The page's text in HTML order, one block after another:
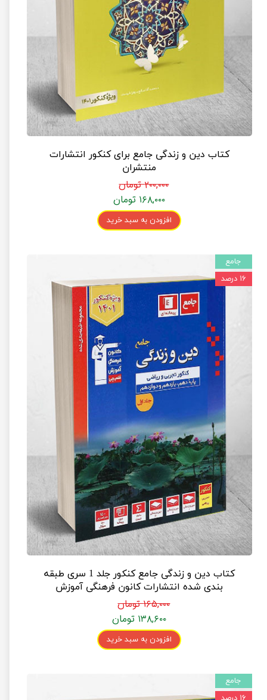
کتاب دین و زندگی جامع برای کنکور انتشارات
منتشران
۲۰۰,۰۰۰ تومان
۱۶۸,۰۰۰ تومان
افزودن به سبد خرید
کتاب دین و زندگی جامع کنکور جلد 1 سری طبقه
بندی شده انتشارات کانون فرهنگی آموزش
۱۶۵,۰۰۰ تومان
۱۳۸,۶۰۰ تومان
افزودن به سبد خرید
جامع
۱۶ درصد
جامع